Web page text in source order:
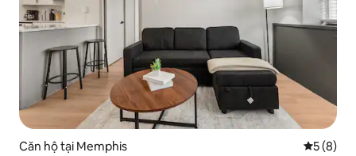
Căn hộ tại Memphis Xếp5 (8)